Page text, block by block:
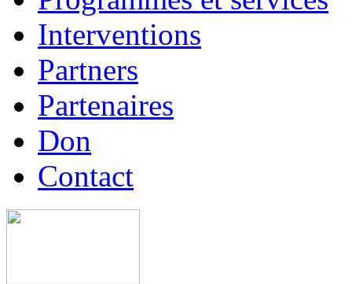
Interventions
Partners
Partenaires
Don
Contact